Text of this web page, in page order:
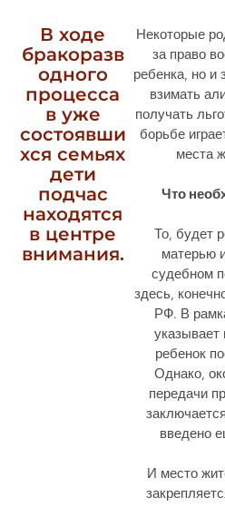
В ходе
бракоразв
одного
процесса
в уже
состоявши
хся семьях
дети
подчас
находятся
в центре
внимания.
Некоторые
за право
ребенка, но и
взимать
получать
борьбе
места
Что
То, будет
матерью
судебном
здесь,
РФ. В
указывает
ребенок
Однако,
передачи
введено
И место